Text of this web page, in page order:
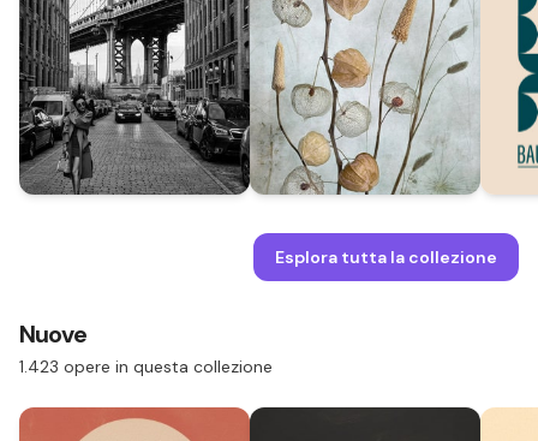
Esplora tutta la collezione
Nuove
1.423 opere in questa collezione